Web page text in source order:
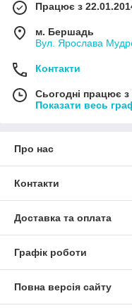
Працює з
м. Бершадь
Вул. Ярослава
Контакти
Сьогодні працює
Показати весь
Про нас
Контакти
Доставка та оплата
Графік роботи
Повна версія сайту